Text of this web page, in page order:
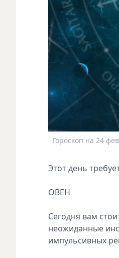
Гороскоп на 24
Этот день
ОВЕН
Сегодня вам
неожиданные
импульсивных